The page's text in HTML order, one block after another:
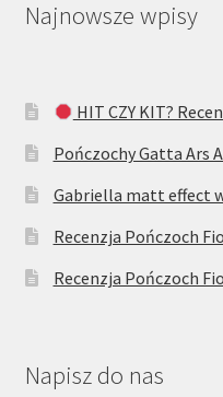
Najnowsze wpisy
HIT CZY KIT?
Pończochy Gatta Ars
Gabriella matt effect
Recenzja Pończoch
Recenzja Pończoch
Napisz do nas